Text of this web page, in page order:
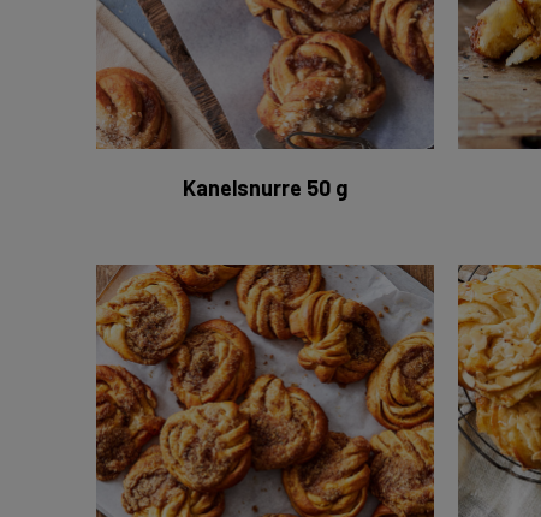
Kanelsnurre 50 g
Brunsvigersnurre 30 x 105 g